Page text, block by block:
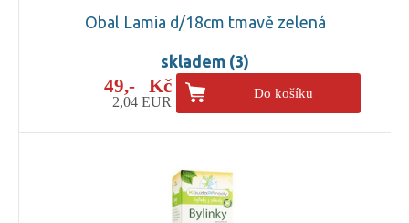
Obal Lamia d/18cm tmavě zelená
skladem (3)
49,- Kč
2,04 EUR
Do košíku